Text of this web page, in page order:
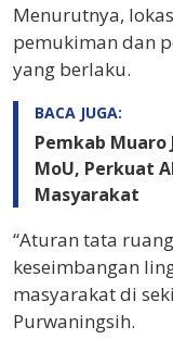
Menurutnya,
pemukiman dan
yang berlaku.
BACA JUGA:
Pemkab Muaro
MoU, Perkuat
Masyarakat
“Aturan tata
keseimbangan
masyarakat di
Purwaningsih.